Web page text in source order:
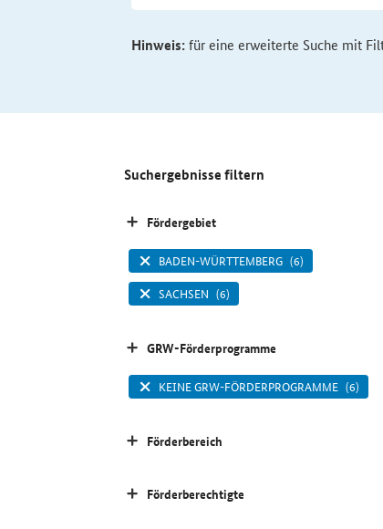
Hinweis:für eine erweiterte Suche mit
Suchergebnisse filtern
Fördergebiet
BADEN-WÜRTTEMBERG (6)
SACHSEN (6)
GRW-Förderprogramme
KEINE GRW-FÖRDERPROGRAMME (6)
Förderbereich
Förderberechtigte